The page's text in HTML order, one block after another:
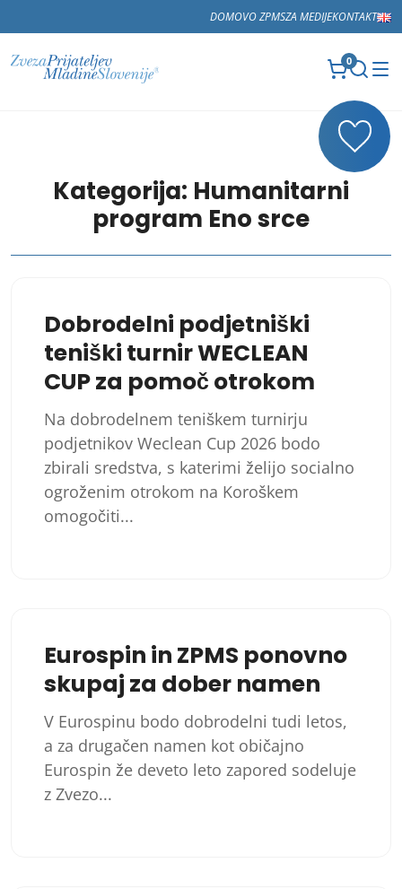
DOMOVO ZPMSZA MEDIJEKONTAKT
0
Kategorija: Humanitarni
program Eno srce
Dobrodelni podjetniški
teniški turnir WECLEAN
CUP za pomoč otrokom
Na dobrodelnem teniškem turnirju
podjetnikov Weclean Cup 2026 bodo
zbirali sredstva, s katerimi želijo socialno
ogroženim otrokom na Koroškem
omogočiti...
Eurospin in ZPMS ponovno
skupaj za dober namen
V Eurospinu bodo dobrodelni tudi letos,
a za drugačen namen kot običajno
Eurospin že deveto leto zapored sodeluje
z Zvezo...